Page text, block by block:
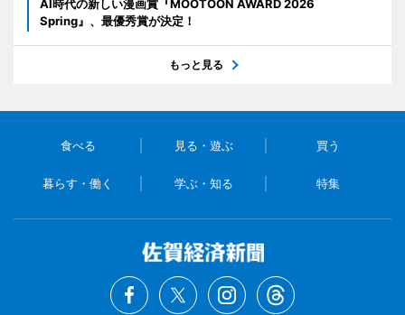
AI時代の新しい漫画賞『MOOTOON AWARD 2026
Spring』、最優秀賞が決定！
もっと見る
食べる 見る・遊ぶ 買う
暮らす・働く 学ぶ・知る 特集